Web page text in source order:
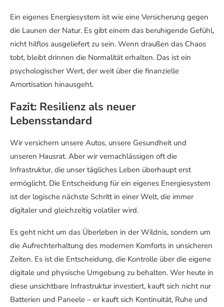
Ein eigenes Energiesystem ist wie eine Versicherung gegen
die Launen der Natur. Es gibt einem das beruhigende Gefühl,
nicht hilflos ausgeliefert zu sein. Wenn draußen das Chaos
tobt, bleibt drinnen die Normalität erhalten. Das ist ein
psychologischer Wert, der weit über die finanzielle
Amortisation hinausgeht.
Fazit: Resilienz als neuer
Lebensstandard
Wir versichern unsere Autos, unsere Gesundheit und
unseren Hausrat. Aber wir vernachlässigen oft die
Infrastruktur, die unser tägliches Leben überhaupt erst
ermöglicht. Die Entscheidung für ein eigenes Energiesystem
ist der logische nächste Schritt in einer Welt, die immer
digitaler und gleichzeitig volatiler wird.
Es geht nicht um das Überleben in der Wildnis, sondern um
die Aufrechterhaltung des modernen Komforts in unsicheren
Zeiten. Es ist die Entscheidung, die Kontrolle über die eigene
digitale und physische Umgebung zu behalten. Wer heute in
diese unsichtbare Infrastruktur investiert, kauft sich nicht nur
Batterien und Paneele – er kauft sich Kontinuität, Ruhe und